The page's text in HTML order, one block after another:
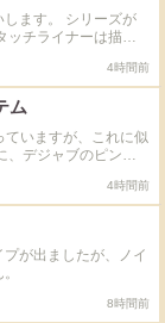
ます。 シリーズが
ッチライナーは描き
プラで落ちにくい且
まつ毛の間を埋める
ターないものもあっ
問しています。 落
教えてください！
4時間前
ム
いますが、これに似
、デジャブのピンク
ウンは時間が経つと
せんでした。 これ
ろしくお願いじす。
4時間前
が出ましたが、ノイ
8時間前